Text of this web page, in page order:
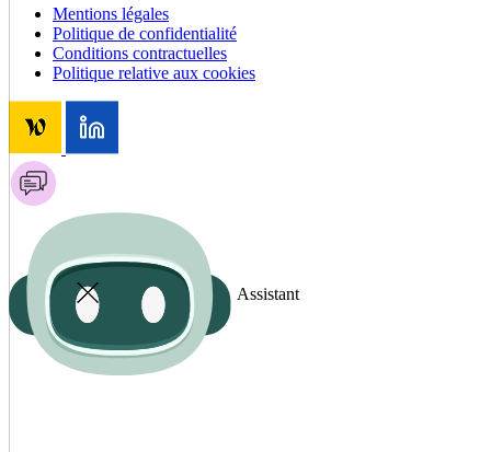
Mentions légales
Politique de confidentialité
Conditions contractuelles
Politique relative aux cookies
Assistant